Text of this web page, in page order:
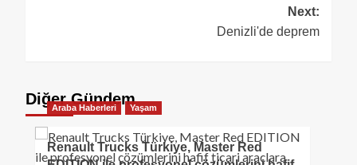
Next:
Denizli'de deprem
Diğer Gündem
Araba Haberleri Yaşam
Renault Trucks Türkiye, Master Red